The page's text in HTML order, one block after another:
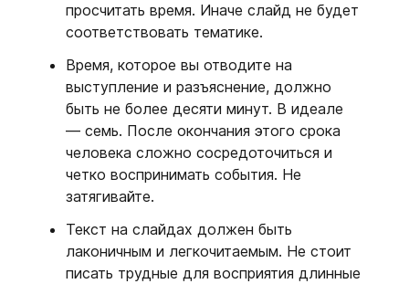
просчитать время. Иначе слайд не будет
соответствовать тематике.
Время, которое вы отводите на
выступление и разъяснение, должно
быть не более десяти минут. В идеале
— семь. После окончания этого срока
человека сложно сосредоточиться и
четко воспринимать события. Не
затягивайте.
Текст на слайдах должен быть
лаконичным и легкочитаемым. Не стоит
писать трудные для восприятия длинные